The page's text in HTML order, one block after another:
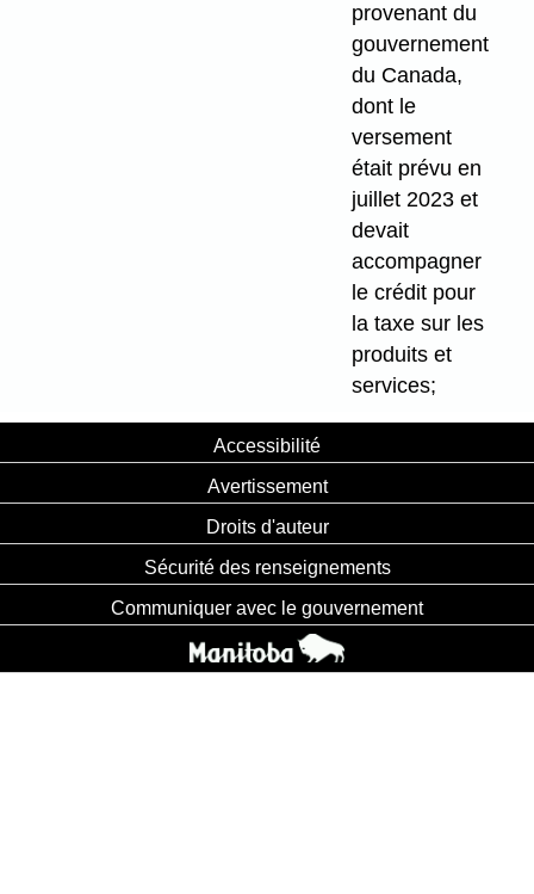
provenant du
gouvernement
du Canada,
dont le
versement
était prévu en
juillet 2023 et
devait
accompagner
le crédit pour
la taxe sur les
produits et
services;
Accessibilité
Avertissement
Droits d'auteur
Sécurité des renseignements
Communiquer avec le gouvernement